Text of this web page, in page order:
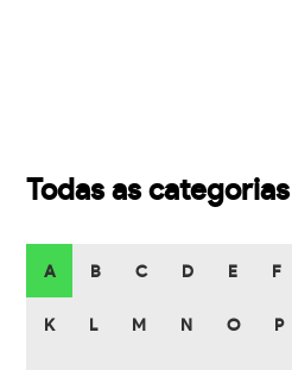
Todas as categorias
A B C D E F
K L M N O P